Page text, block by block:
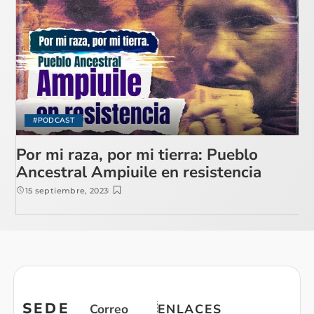
#PODCAST
Por mi raza, por mi tierra: Pueblo
Ancestral Ampiuile en resistencia
15 septiembre, 2023
SEDE Correo ENLACES